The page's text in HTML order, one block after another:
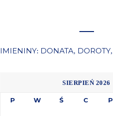
IMIENINY: DONATA, DOROTY,
SIERPIEŃ 2026
P W Ś C P